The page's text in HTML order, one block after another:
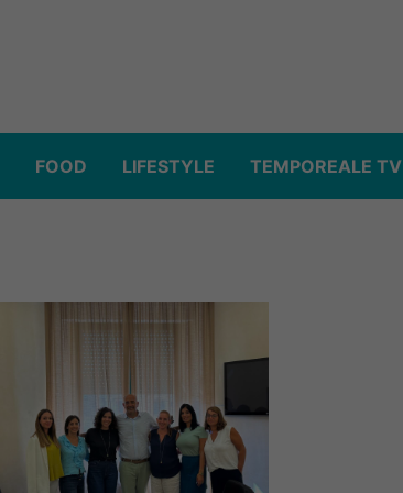
FOOD LIFESTYLE TEMPOREALE TV